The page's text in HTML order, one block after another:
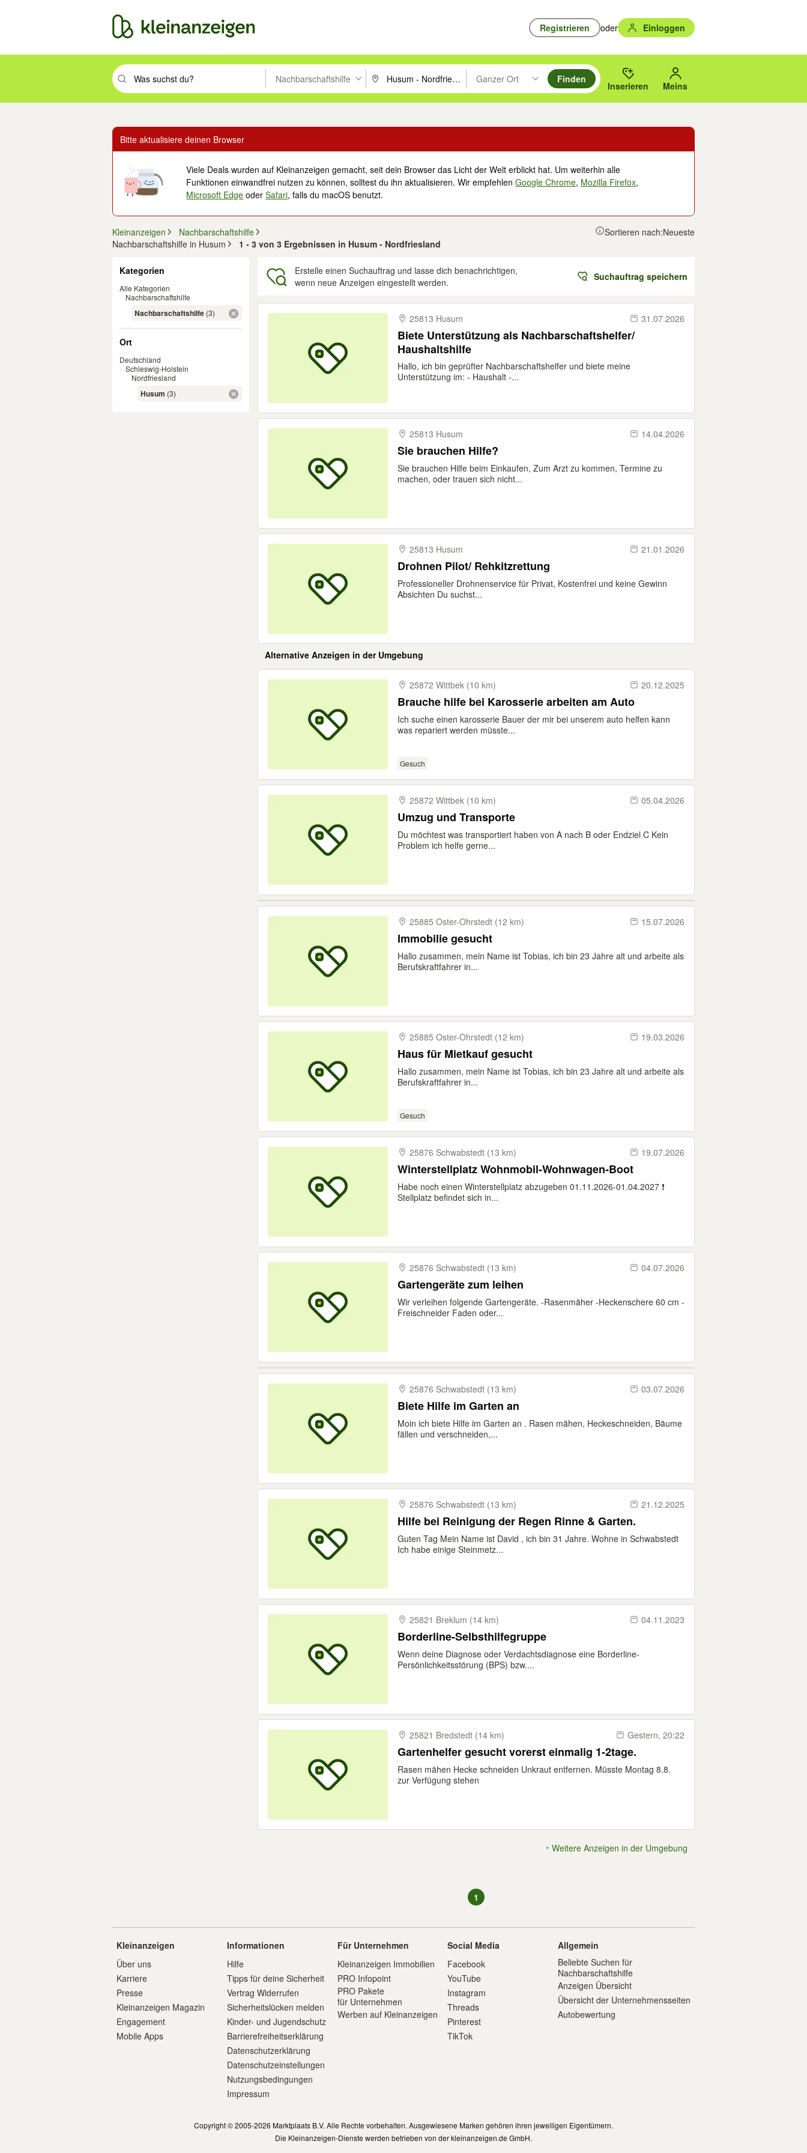
Registrieren oder Einloggen
Suchbegriff eingeben. Eingabetaste drücken um zu suchen, oder Vorschläge mit den Pfeiltasten nach oben/unten durchsuchen und mit Eingabetaste auswählen.
Nachbarschaftshilfe PLZ oder Ort eingeben. Eingabetaste drücken um zu suchen, oder Vorschläge mit den Pfeiltasten nach oben/
Ganzer Ort
Suche im Umkreis des gewählten Orts oder PLZ.
Finden
Inserieren Meins
Bitte aktualisiere deinen Browser
Viele Deals wurden auf Kleinanzeigen gemacht, seit dein Browser das Licht der Welt erblickt hat. Um weiterhin alle
Funktionen einwandfrei nutzen zu können, solltest du ihn aktualisieren. Wir empfehlenGoogle Chrome, Mozilla Firefox,
Microsoft Edge oderSafari, falls du macOS benutzt.
Kleinanzeigen
Nachbarschaftshilfe
Nachbarschaftshilfe in Husum
1 - 3 von 3 Ergebnissen in Husum - Nordfriesland
Sortieren nach:Neueste
Kategorien
Alle Kategorien
Nachbarschaftshilfe
Nachbarschaftshilfe (3)
Ort
Deutschland
Schleswig-Holstein
Nordfriesland
Husum (3)
Erstelle einen Suchauftrag und lasse dich benachrichtigen,
wenn neue Anzeigen eingestellt werden.
Suchauftrag speichern
25813 Husum
31.07.2026
Biete Unterstützung als Nachbarschaftshelfer/
Haushaltshilfe
Hallo, ich bin geprüfter Nachbarschaftshelfer und biete meine
Unterstützung im: - Haushalt -...
25813 Husum 14.04.2026
Sie brauchen Hilfe?
Sie brauchen Hilfe beim Einkaufen, Zum Arzt zu kommen, Termine zu
machen, oder trauen sich nicht...
25813 Husum 21.01.2026
Drohnen Pilot/ Rehkitzrettung
Professioneller Drohnenservice für Privat, Kostenfrei und keine Gewinn
Absichten Du suchst...
Alternative Anzeigen in der Umgebung
25872 Wittbek (10 km) 20.12.2025
Brauche hilfe bei Karosserie arbeiten am Auto
Ich suche einen karosserie Bauer der mir bei unserem auto helfen kann
was repariert werden müsste...
Gesuch
25872 Wittbek (10 km) 05.04.2026
Umzug und Transporte
Du möchtest was transportiert haben von A nach B oder Endziel C Kein
Problem ich helfe gerne...
25885 Oster-​Ohrstedt (12 km) 15.07.2026
Immobilie gesucht
Hallo zusammen, mein Name ist Tobias, ich bin 23 Jahre alt und arbeite als
Berufskraftfahrer in...
25885 Oster-​Ohrstedt (12 km) 19.03.2026
Haus für Mietkauf gesucht
Hallo zusammen, mein Name ist Tobias, ich bin 23 Jahre alt und arbeite als
Berufskraftfahrer in...
Gesuch
25876 Schwabstedt (13 km) 19.07.2026
Winterstellplatz Wohnmobil-Wohnwagen-Boot
Habe noch einen Winterstellplatz abzugeben 01.11.2026-01.04.2027 ❗️
Stellplatz befindet sich in...
25876 Schwabstedt (13 km) 04.07.2026
Gartengeräte zum leihen
Wir verleihen folgende Gartengeräte. -Rasenmäher -Heckenschere 60 cm -
Freischneider Faden oder...
25876 Schwabstedt (13 km) 03.07.2026
Biete Hilfe im Garten an
Moin ich biete Hilfe im Garten an . Rasen mähen, Heckeschneiden, Bäume
fällen und verschneiden,...
25876 Schwabstedt (13 km) 21.12.2025
Hilfe bei Reinigung der Regen Rinne & Garten.
Guten Tag Mein Name ist David , ich bin 31 Jahre. Wohne in Schwabstedt
Ich habe einige Steinmetz...
25821 Breklum (14 km) 04.11.2023
Borderline-Selbsthilfegruppe
Wenn deine Diagnose oder Verdachtsdiagnose eine Borderline-
Persönlichkeitsstörung (BPS) bzw....
25821 Bredstedt (14 km) Gestern, 20:22
Gartenhelfer gesucht vorerst einmalig 1-2tage.
Rasen mähen Hecke schneiden Unkraut entfernen. Müsste Montag 8.8.
zur Verfügung stehen
Weitere Anzeigen in der Umgebung
1
Kleinanzeigen
Über uns
Karriere
Presse
Kleinanzeigen Magazin
Engagement
Mobile Apps
Informationen
Hilfe
Tipps für deine Sicherheit
Vertrag Widerrufen
Sicherheitslücken melden
Kinder- und Jugendschutz
Barrierefreiheitserklärung
Datenschutzerklärung
Datenschutzeinstellungen
Nutzungsbedingungen
Impressum
Für Unternehmen
Kleinanzeigen Immobilien
PRO Infopoint
PRO Pakete
für Unternehmen
Werben auf Kleinanzeigen
Social Media
Facebook
YouTube
Instagram
Threads
Pinterest
TikTok
Allgemein
Beliebte Suchen für
Nachbarschaftshilfe
Anzeigen Übersicht
Übersicht der Unternehmensseiten
Autobewertung
Copyright © 2005-2026 Marktplaats B.V. Alle Rechte vorbehalten. Ausgewiesene Marken gehören ihren jeweiligen Eigentümern.
Die Kleinanzeigen-Dienste werden betrieben von der kleinanzeigen.de GmbH.